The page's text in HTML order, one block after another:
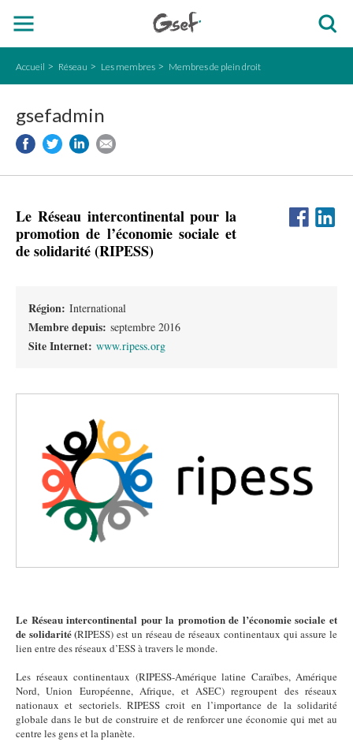
Accueil Réseau Les membres Membres de plein droit
gsefadmin
Le Réseau intercontinental pour la
promotion de l’économie sociale et
de solidarité (RIPESS)
Région: International
Membre depuis: septembre 2016
Site Internet: www.ripess.org
Le Réseau intercontinental pour la promotion de l’économie sociale et
de solidarité (RIPESS) est un réseau de réseaux continentaux qui assure le
lien entre des réseaux d’ESS à travers le monde.
Les réseaux continentaux (RIPESS-Amérique latine Caraïbes, Amérique
Nord, Union Européenne, Afrique, et ASEC) regroupent des réseaux
nationaux et sectoriels. RIPESS croit en l’importance de la solidarité
globale dans le but de construire et de renforcer une économie qui met au
centre les gens et la planète.